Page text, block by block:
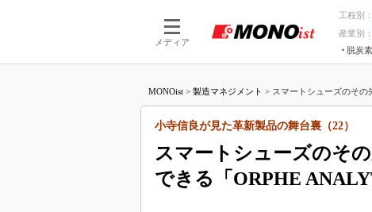
メディア
工程別：
産業別：
脱炭素
つながる工場
つながるサービス
AI×設備保全
MONOist > 製造マネジメント > スマートシューズのその
スマートシューズのそ
できる「ORPHE
小寺信良が見た革新製品の舞台裏（22）